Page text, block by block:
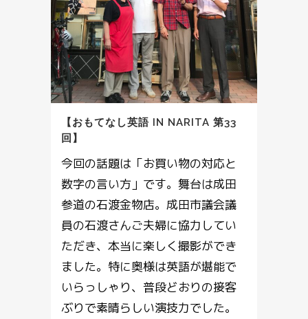
【おもてなし英語 IN NARITA 第33
回】
今回の話題は「お買い物の対応と
数字の言い方」です。舞台は成田
参道の石渡金物店。成田市議会議
員の石渡さんご夫婦に協力してい
ただき、本当に楽しく撮影ができ
ました。特に奥様は英語が堪能で
いらっしゃり、普段どおりの接客
ぶりで素晴らしい演技力でした。